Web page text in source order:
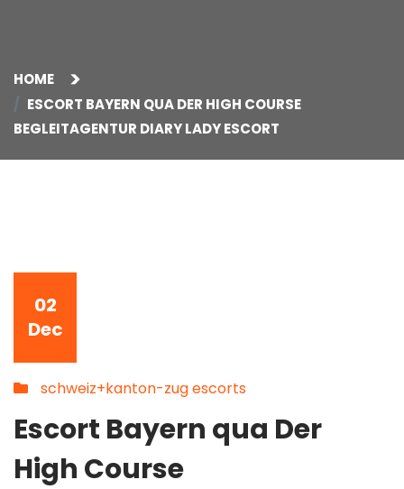
HOME
ESCORT BAYERN QUA DER HIGH COURSE
BEGLEITAGENTUR DIARY LADY ESCORT
02
Dec
schweiz+kanton-zug escorts
Escort Bayern qua Der
High Course